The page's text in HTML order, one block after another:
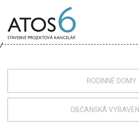
6
RODINNÉ DOMY
OBČANSKÁ